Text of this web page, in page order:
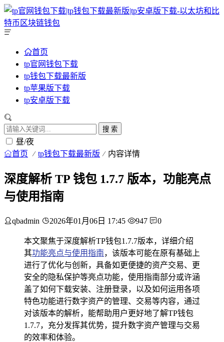
首页
tp官网钱包下载
tp钱包下载最新版
tp苹果版下载
tp安卓版下载
搜 索
昼/夜
首页 tp钱包下载最新版 内容详情
深度解析 TP 钱包 1.7.7 版本，功能亮点
与使用指南
qbadmin 2026年01月06日 17:45 947 0
本文聚焦于深度解析TP钱包1.7.7版本，详细介绍
其功能亮点与使用指南，该版本可能在原有基础上
进行了优化与创新，具备如更便捷的资产交易、更
安全的隐私保护等亮点功能，使用指南部分或许涵
盖了如何下载安装、注册登录，以及如何运用各项
特色功能进行数字资产的管理、交易等内容，通过
对该版本的解析，能帮助用户更好地了解TP钱包
1.7.7，充分发挥其优势，提升数字资产管理与交易
的效率和体验。